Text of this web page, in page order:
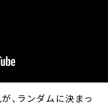
、ランダムに決まっ